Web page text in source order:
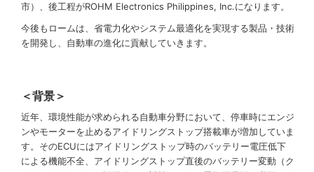
市）、後工程がROHM Electronics Philippines, Inc.になります。
今後もロームは、省電力化やシステム最適化を実現する製品・技術
を開発し、自動車の進化に貢献していきます。
＜背景＞
近年、環境性能が求められる自動車分野において、停車時にエンジ
ンやモーターを止めるアイドリングストップ搭載車が増加していま
す。そのECUにはアイドリングストップ時のバッテリー電圧低下
による機能不全、アイドリングストップ直後のバッテリー変動（ク